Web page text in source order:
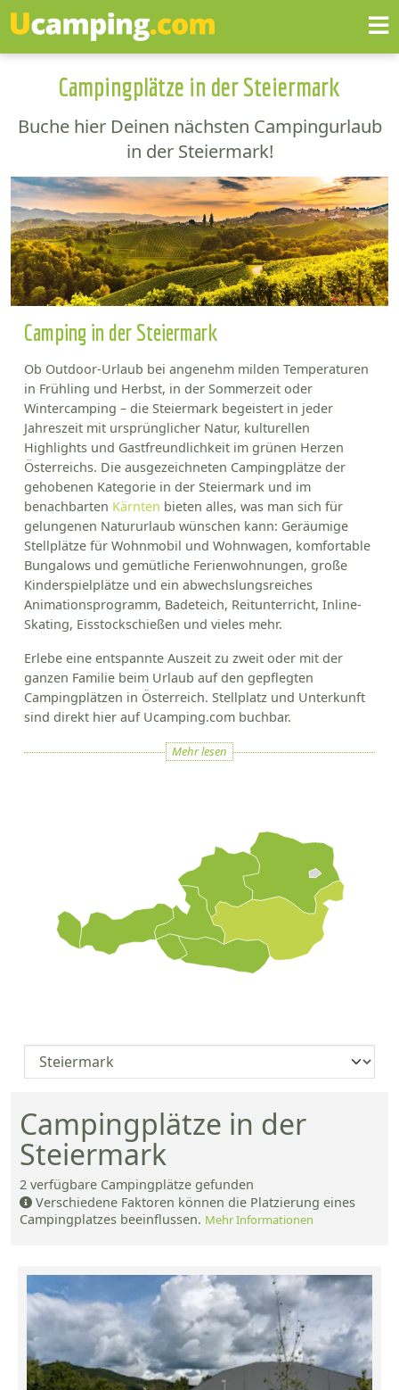
Campingplätze in der Steiermark
Buche hier Deinen nächsten Campingurlaub
in der Steiermark!
Camping in der Steiermark
Ob Outdoor-Urlaub bei angenehm milden Temperaturen
in Frühling und Herbst, in der Sommerzeit oder
Wintercamping – die Steiermark begeistert in jeder
Jahreszeit mit ursprünglicher Natur, kulturellen
Highlights und Gastfreundlichkeit im grünen Herzen
Österreichs. Die ausgezeichneten Campingplätze der
gehobenen Kategorie in der Steiermark und im
benachbarten Kärnten bieten alles, was man sich für
gelungenen Natururlaub wünschen kann: Geräumige
Stellplätze für Wohnmobil und Wohnwagen, komfortable
Bungalows und gemütliche Ferienwohnungen, große
Kinderspielplätze und ein abwechslungsreiches
Animationsprogramm, Badeteich, Reitunterricht, Inline-
Skating, Eisstockschießen und vieles mehr.
Erlebe eine entspannte Auszeit zu zweit oder mit der
ganzen Familie beim Urlaub auf den gepflegten
Campingplätzen in Österreich. Stellplatz und Unterkunft
sind direkt hier auf Ucamping.com buchbar.
Mehr lesen
Campingplätze in der
Steiermark
2 verfügbare Campingplätze gefunden
Verschiedene Faktoren können die Platzierung eines
Campingplatzes beeinflussen. Mehr Informationen